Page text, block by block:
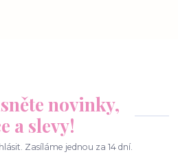
novinky,
a slevy!
Zasíláme jednou za 14 dní.